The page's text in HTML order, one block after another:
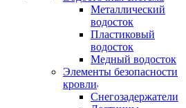
Металлический
водосток
Пластиковый
водосток
Медный водосток
Элементы безопасности
кровли
Снегозадержатели